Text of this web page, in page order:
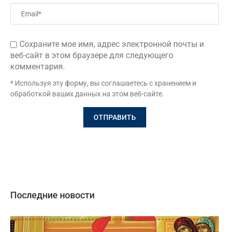
Сохраните мое имя, адрес электронной почты и
веб-сайт в этом браузере для следующего
комментария.
* Используя эту форму, вы соглашаетесь с хранением и
обработкой ваших данных на этом веб-сайте.
Последние новости